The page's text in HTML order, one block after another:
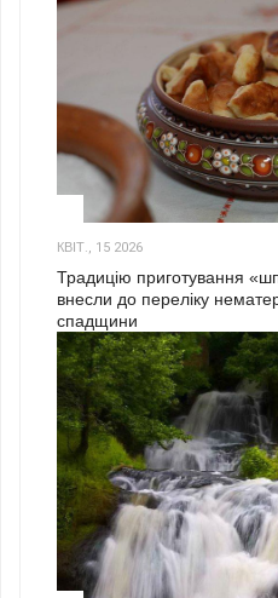
КВІТ., 15 2026
Традицію приготування
внесли до переліку
спадщини